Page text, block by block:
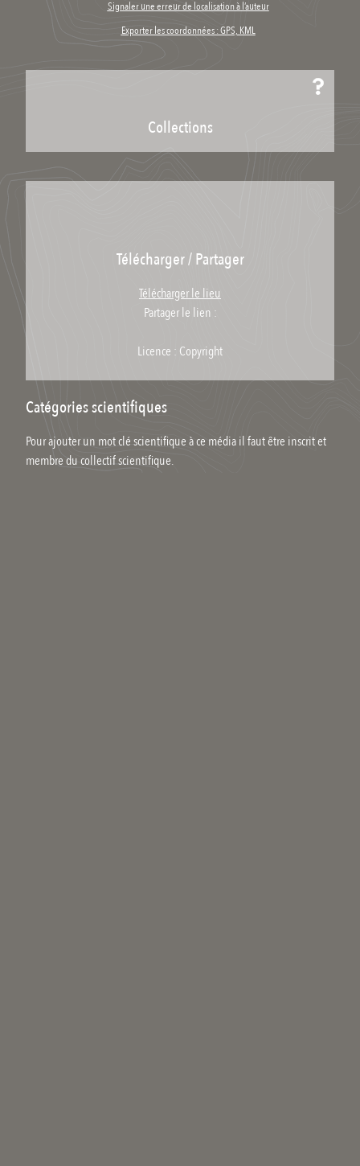
Signaler une erreur de localisation à l’auteur
Exporter les coordonnées : GPS, KML
Collections
Télécharger / Partager
Télécharger le lieu
Partager le lien :
Licence : Copyright
Catégories scientifiques
Pour ajouter un mot clé scientifique à ce média il faut être inscrit et
membre du collectif scientifique.